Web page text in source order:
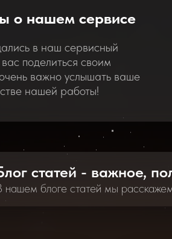
в наш сервисный
поделиться своим
важно услышать ваше
нашей работы!
о нашем сервисе
статей - важное,
нашем блоге статей мы